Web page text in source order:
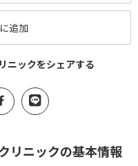
追加
ニックをシェアする
リニックの基本情報